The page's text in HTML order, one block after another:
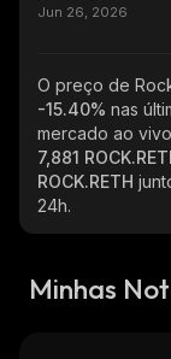
Jun 26, 2026
O preço de
-15.40% nas
mercado ao
7,881
ROCK.RETH
24h.
Minhas